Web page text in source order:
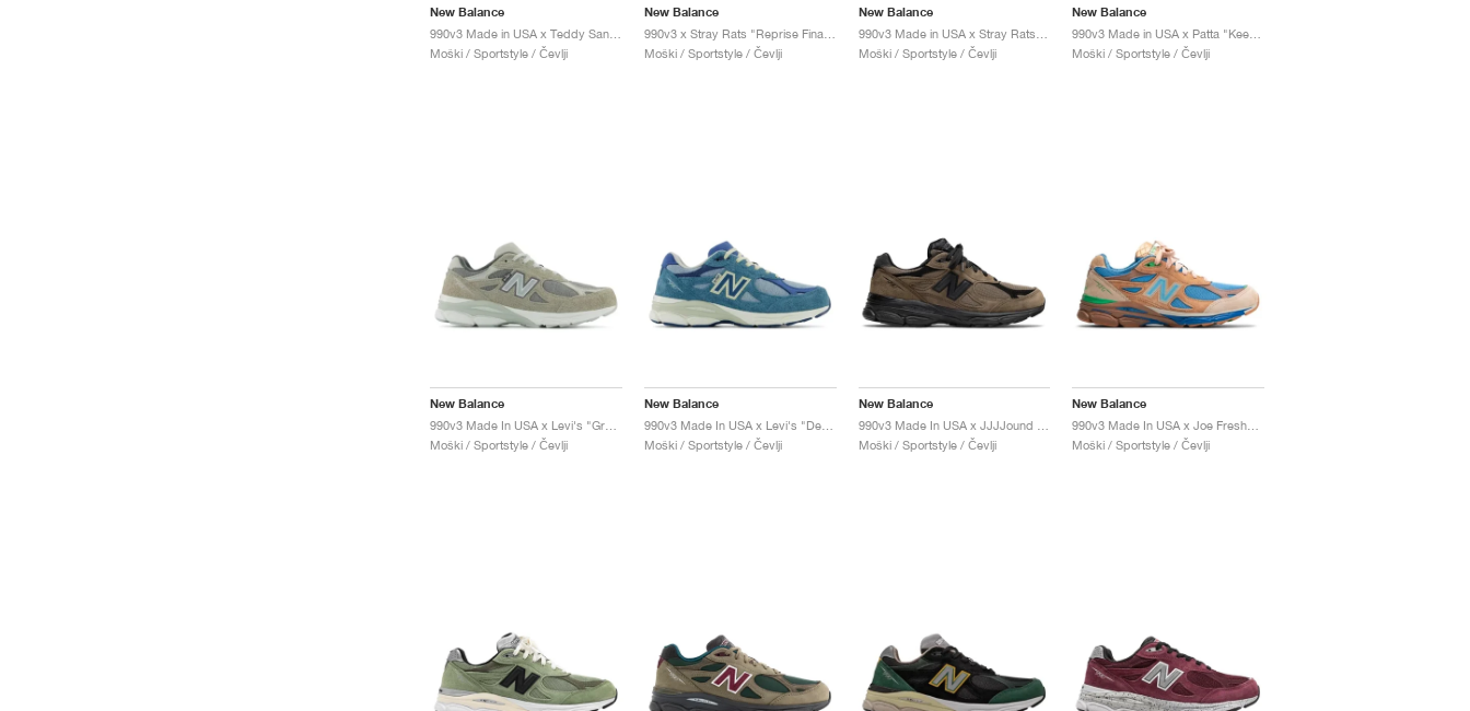
New Balance
Moški / Sportstyle / Čevlji
New Balance
Moški / Sportstyle / Čevlji
New Balance
Moški / Sportstyle / Čevlji
New Balance
Moški / Sportstyle / Čevlji
New Balance
Moški / Sportstyle / Čevlji
New Balance
990v3 Made In USA x Levi's "Denim"
Moški / Sportstyle / Čevlji
New Balance
Moški / Sportstyle / Čevlji
New Balance
Moški / Sportstyle / Čevlji